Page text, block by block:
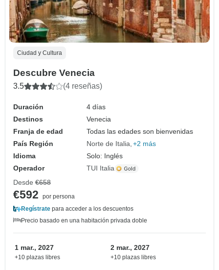
Ciudad y Cultura
Descubre Venecia
3.5 (4 reseñas)
Duración
4 días
Destinos
Venecia
Franja de edad
Todas las edades son bienvenidas
País Región
Norte de Italia +2 más
Idioma
Solo: Inglés
Operador
TUI Italia
Desde €658
€592
por persona
Regístrate para acceder a los descuentos
Precio basado en una habitación privada doble
1 mar., 2027
+10 plazas libres
2 mar., 2027
+10 plazas libres